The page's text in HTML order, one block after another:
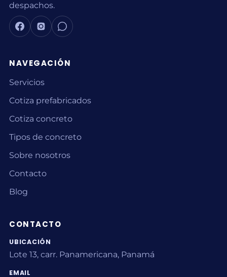
despachos.
NAVEGACIÓN
Servicios
Cotiza prefabricados
Cotiza concreto
Tipos de concreto
Sobre nosotros
Contacto
Blog
CONTACTO
UBICACIÓN
Lote 13, carr. Panamericana, Panamá
EMAIL